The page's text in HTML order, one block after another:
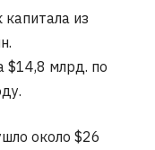
из
$14,8 млрд. по
около $26